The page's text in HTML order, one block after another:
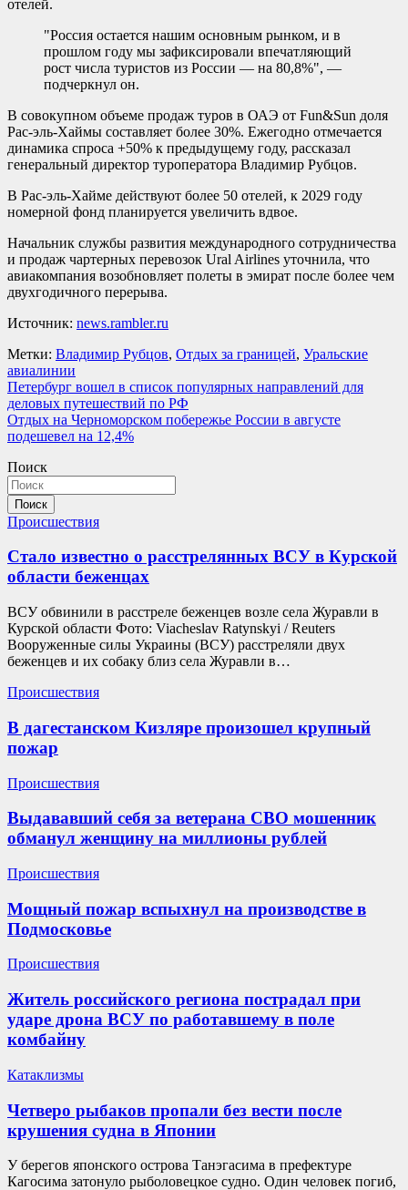
отелей.
"Россия остается нашим основным рынком, и в
прошлом году мы зафиксировали впечатляющий
рост числа туристов из России — на 80,8%", —
подчеркнул он.
В совокупном объеме продаж туров в ОАЭ от Fun&Sun доля
Рас-эль-Хаймы составляет более 30%. Ежегодно отмечается
динамика спроса +50% к предыдущему году, рассказал
генеральный директор туроператора Владимир Рубцов.
В Рас-эль-Хайме действуют более 50 отелей, к 2029 году
номерной фонд планируется увеличить вдвое.
Начальник службы развития международного сотрудничества
и продаж чартерных перевозок Ural Airlines уточнила, что
авиакомпания возобновляет полеты в эмират после более чем
двухгодичного перерыва.
Источник: news.rambler.ru
Метки: Владимир Рубцов, Отдых за границей, Уральские
авиалинии
Навигация
по
записям
Петербург вошел в список популярных направлений для
деловых путешествий по РФ
Отдых на Черноморском побережье России в августе
подешевел на 12,4%
Поиск
Поиск
Происшествия
Стало известно о расстрелянных ВСУ в Курской
области беженцах
ВСУ обвинили в расстреле беженцев возле села Журавли в
Курской области Фото: Viacheslav Ratynskyi / Reuters
Вооруженные силы Украины (ВСУ) расстреляли двух
беженцев и их собаку близ села Журавли в…
Происшествия
В дагестанском Кизляре произошел крупный
пожар
Происшествия
Выдававший себя за ветерана СВО мошенник
обманул женщину на миллионы рублей
Происшествия
Мощный пожар вспыхнул на производстве в
Подмосковье
Происшествия
Житель российского региона пострадал при
ударе дрона ВСУ по работавшему в поле
комбайну
Катаклизмы
Четверо рыбаков пропали без вести после
крушения судна в Японии
У берегов японского острова Танэгасима в префектуре
Кагосима затонуло рыболовецкое судно. Один человек погиб,